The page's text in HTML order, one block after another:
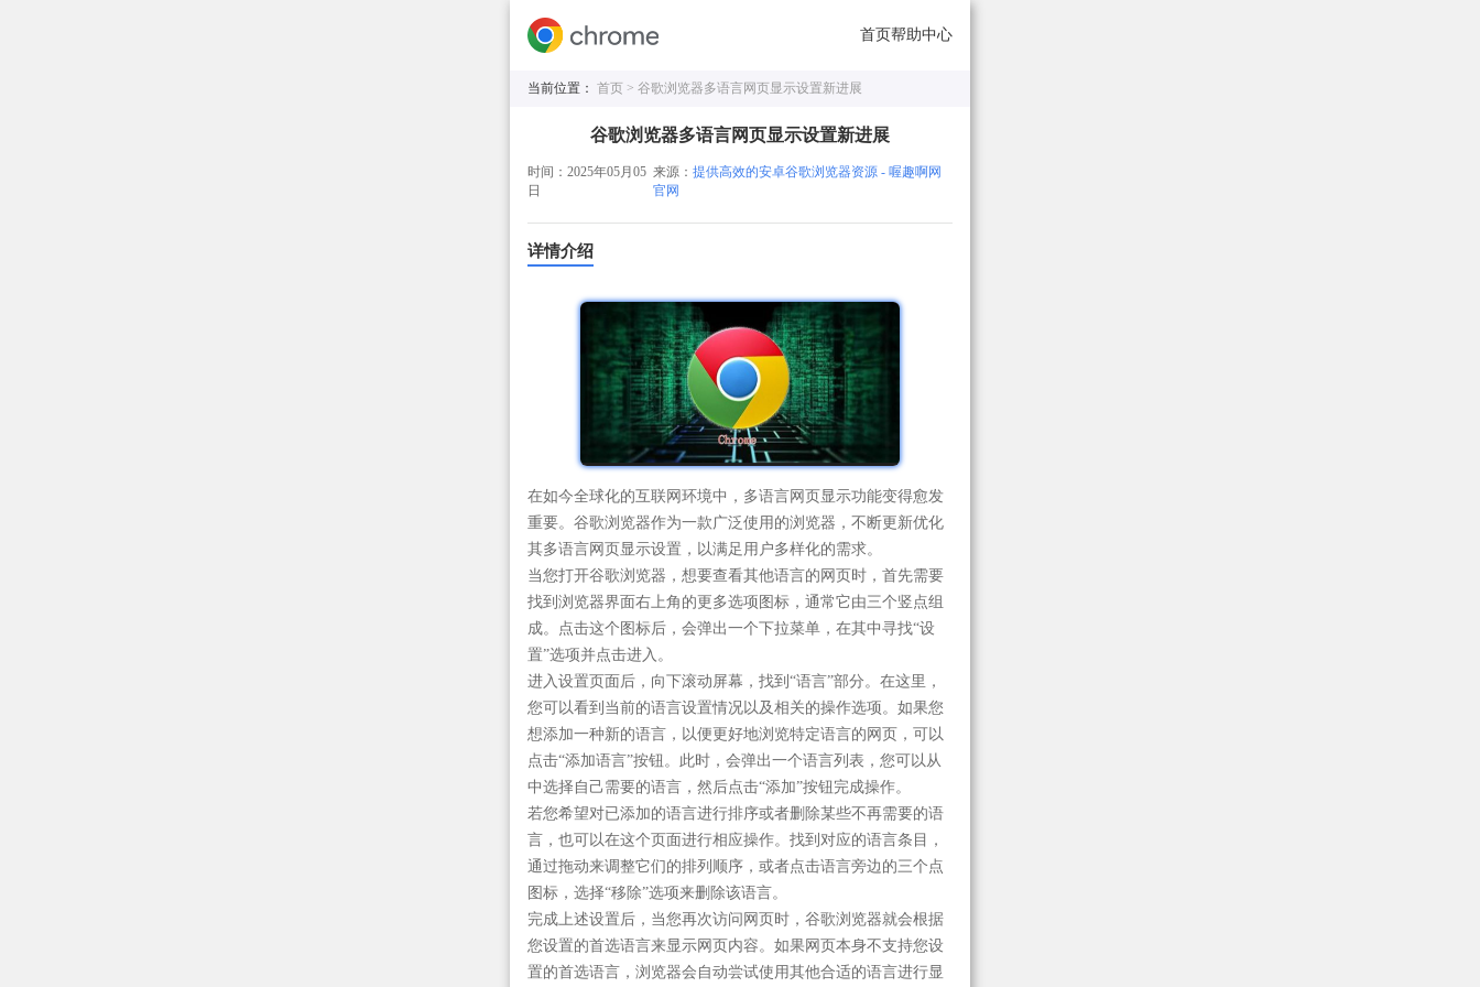
首页帮助中心
当前位置： 首页 > 谷歌浏览器多语言网页显示设置新进展
谷歌浏览器多语言网页显示设置新进展
时间：2025年05月05
日
来源：提供高效的安卓谷歌浏览器资源 - 喔趣啊网
官网
详情介绍
在如今全球化的互联网环境中，多语言网页显示功能变得愈发
重要。谷歌浏览器作为一款广泛使用的浏览器，不断更新优化
其多语言网页显示设置，以满足用户多样化的需求。
当您打开谷歌浏览器，想要查看其他语言的网页时，首先需要
找到浏览器界面右上角的更多选项图标，通常它由三个竖点组
成。点击这个图标后，会弹出一个下拉菜单，在其中寻找“设
置”选项并点击进入。
进入设置页面后，向下滚动屏幕，找到“语言”部分。在这里，
您可以看到当前的语言设置情况以及相关的操作选项。如果您
想添加一种新的语言，以便更好地浏览特定语言的网页，可以
点击“添加语言”按钮。此时，会弹出一个语言列表，您可以从
中选择自己需要的语言，然后点击“添加”按钮完成操作。
若您希望对已添加的语言进行排序或者删除某些不再需要的语
言，也可以在这个页面进行相应操作。找到对应的语言条目，
通过拖动来调整它们的排列顺序，或者点击语言旁边的三个点
图标，选择“移除”选项来删除该语言。
完成上述设置后，当您再次访问网页时，谷歌浏览器就会根据
您设置的首选语言来显示网页内容。如果网页本身不支持您设
置的首选语言，浏览器会自动尝试使用其他合适的语言进行显